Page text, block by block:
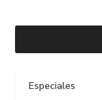
Especiales